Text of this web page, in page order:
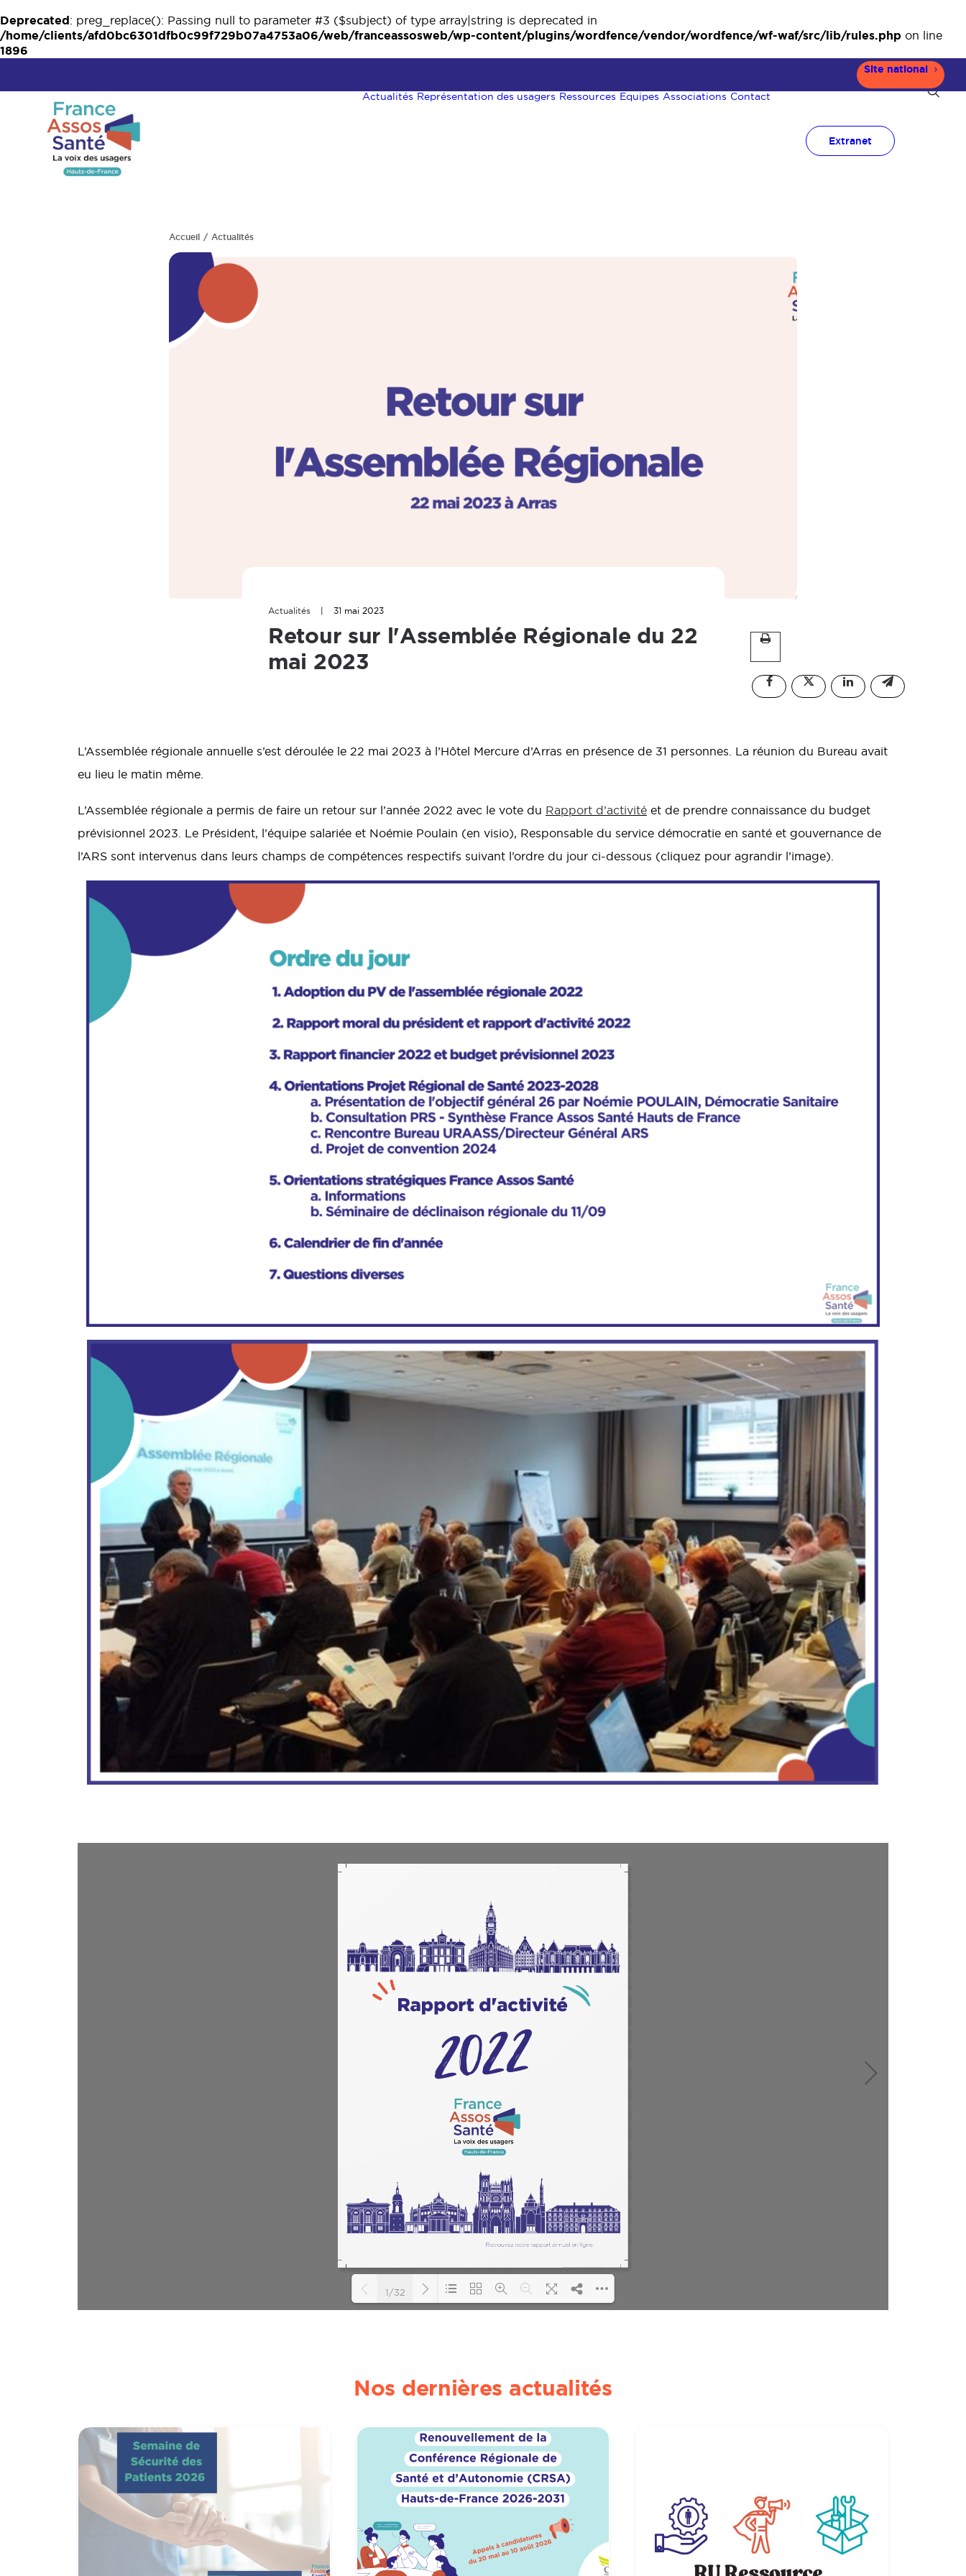
Deprecated: preg_replace(): Passing null to parameter #3 ($subject) of type array|string is deprecated in
/home/clients/afd0bc6301dfb0c99f729b07a4753a06/web/franceassosweb/wp-content/plugins/wordfence/vendor/wordfence/wf-waf/src/lib/rules.php on line
1896
Site national
Actualités Représentation des usagers Ressources Equipes Associations Contact
Extranet
Accueil Actualités
Actualités | 31 mai 2023
Retour sur l'Assemblée Régionale du 22
mai 2023
L’Assemblée régionale annuelle s’est déroulée le 22 mai 2023 à l’Hôtel Mercure d’Arras en présence de 31 personnes. La réunion du Bureau avait
eu lieu le matin même.
L’Assemblée régionale a permis de faire un retour sur l’année 2022 avec le vote du Rapport d’activité et de prendre connaissance du budget
prévisionnel 2023 . Le Président, l’équipe salariée et Noémie Poulain (en visio), Responsable du service démocratie en santé et gouvernance de
l’ARS sont intervenus dans leurs champs de compétences respectifs suivant l’ordre du jour ci-dessous (cliquez pour agrandir l’image).
1/32
Nos dernières actualités